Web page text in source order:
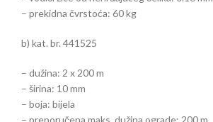
– prekidna čvrstoća: 60 kg
b) kat. br. 441525
– dužina: 2 x 200 m
– širina: 10 mm
– boja: bijela